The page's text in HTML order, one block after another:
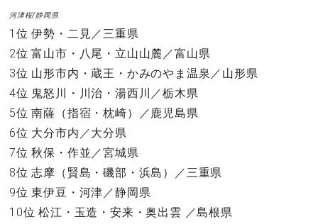
河津桜/静岡県
1位 伊勢・二見／三重県
2位 富山市・八尾・立山山麓／富山県
3位 山形市内・蔵王・かみのやま温泉／山形県
4位 鬼怒川・川治・湯西川／栃木県
5位 南薩（指宿・枕崎）／鹿児島県
6位 大分市内／大分県
7位 秋保・作並／宮城県
8位 志摩（賢島・磯部・浜島）／三重県
9位 東伊豆・河津／静岡県
10位 松江・玉造・安来・奥出雲 ／島根県